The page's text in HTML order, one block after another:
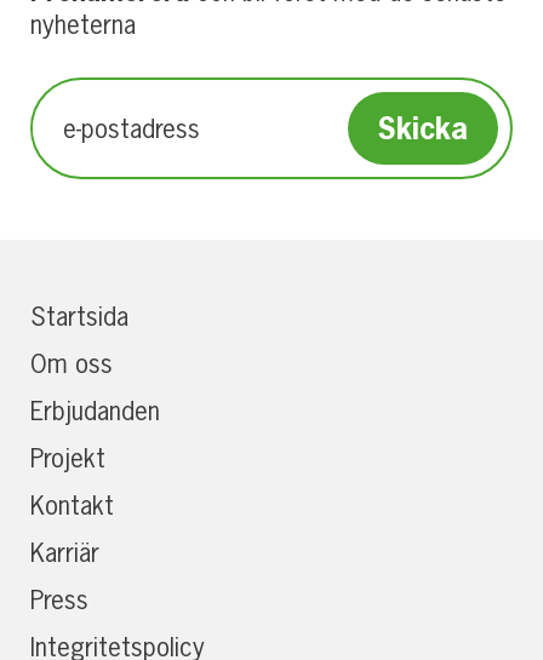
nyheterna
Startsida
Om oss
Erbjudanden
Projekt
Kontakt
Karriär
Press
Integritetspolicy